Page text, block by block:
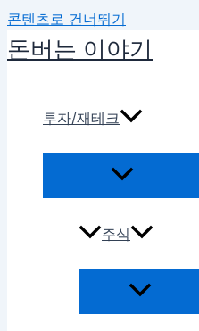
콘텐츠로 건너뛰기
돈버는 이야기
투자/재테크
주식